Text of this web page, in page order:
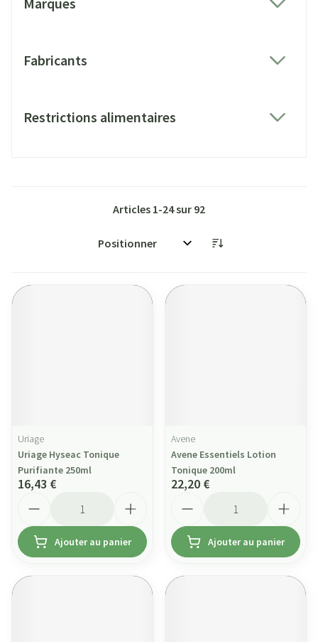
Fabricants
Restrictions alimentaires
Articles 1-24sur 92
Trier par:
Uriage
Uriage Hyseac Tonique
Purifiante 250ml
16,43 €
Ajouter au panier
Avene
Avene Essentiels Lotion
Tonique 200ml
22,20 €
Ajouter au panier